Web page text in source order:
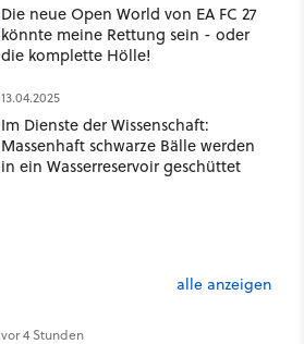
Die neue Open World von EA FC 27
könnte meine Rettung sein - oder
die komplette Hölle!
13.04.2025
Im Dienste der Wissenschaft:
Massenhaft schwarze Bälle werden
in ein Wasserreservoir geschüttet
alle anzeigen
vor 4 Stunden